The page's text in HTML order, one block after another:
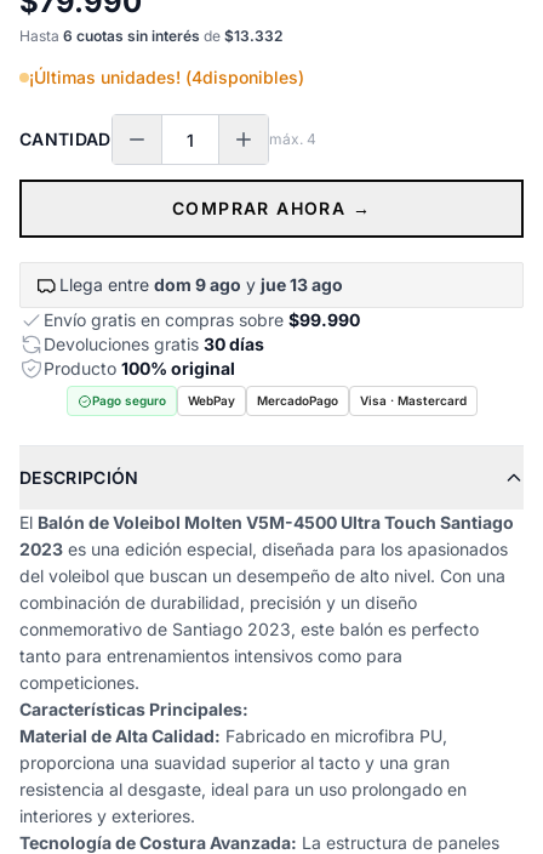
Hasta 6 cuotas sin interés de $13.332
¡Últimas unidades! (4disponibles)
CANTIDAD máx. 4
COMPRAR AHORA →
Llega entre dom 9 ago y jue 13 ago
Envío gratis en compras sobre $99.990
Devoluciones gratis 30 días
Producto 100% original
Pago seguro WebPay MercadoPago Visa · Mastercard
DESCRIPCIÓN
El Balón de Voleibol Molten V5M-4500 Ultra Touch Santiago
2023 es una edición especial, diseñada para los apasionados
del voleibol que buscan un desempeño de alto nivel. Con una
combinación de durabilidad, precisión y un diseño
conmemorativo de Santiago 2023, este balón es perfecto
tanto para entrenamientos intensivos como para
competiciones.
Características Principales:
Material de Alta Calidad: Fabricado en microfibra PU,
proporciona una suavidad superior al tacto y una gran
resistencia al desgaste, ideal para un uso prolongado en
interiores y exteriores.
Tecnología de Costura Avanzada: La estructura de paneles